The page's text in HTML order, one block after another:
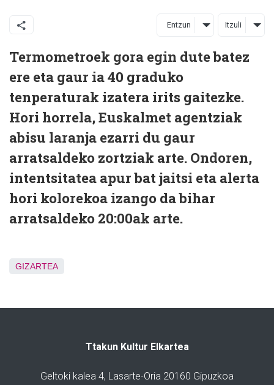
Entzun Itzuli
Termometroek gora egin dute batez
ere eta gaur ia 40 graduko
tenperaturak izatera irits gaitezke.
Hori horrela, Euskalmet agentziak
abisu laranja ezarri du gaur
arratsaldeko zortziak arte. Ondoren,
intentsitatea apur bat jaitsi eta alerta
hori kolorekoa izango da bihar
arratsaldeko 20:00ak arte.
GIZARTEA
Ttakun Kultur Elkartea
Geltoki kalea 4, Lasarte-Oria 20160 Gipuzkoa